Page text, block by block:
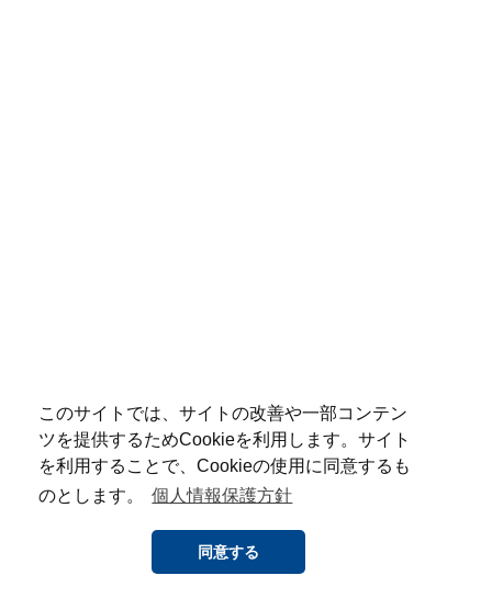
このサイトでは、サイトの改善や一部コンテン
ツを提供するためCookieを利用します。サイト
を利用することで、Cookieの使用に同意するも
のとします。
個人情報保護方針
同意する